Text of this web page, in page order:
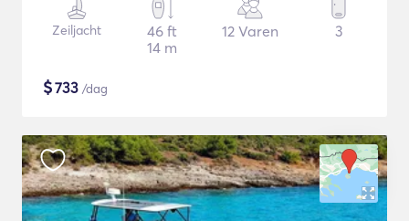
Zeiljacht
46 ft
14 m
12 Varen 3
$733 /dag